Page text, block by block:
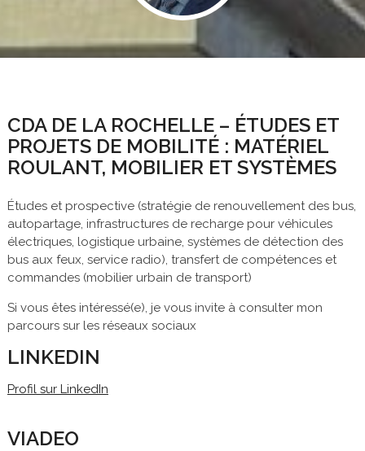
CDA DE LA ROCHELLE – ÉTUDES ET
PROJETS DE MOBILITÉ : MATÉRIEL
ROULANT, MOBILIER ET SYSTÈMES
Études et prospective (stratégie de renouvellement des bus,
autopartage, infrastructures de recharge pour véhicules
électriques, logistique urbaine, systèmes de détection des
bus aux feux, service radio), transfert de compétences et
commandes (mobilier urbain de transport)
Si vous êtes intéressé(e), je vous invite à consulter mon
parcours sur les réseaux sociaux
LINKEDIN
Profil sur LinkedIn
VIADEO